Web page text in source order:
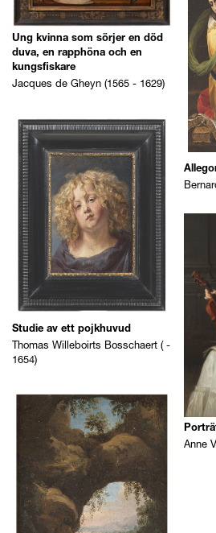
Studie av ett pojkhuvud
Thomas Willeboirts Bosschaert ( -
1654)
Anne
Italienskt landskap med utsikt
genom grottöppning